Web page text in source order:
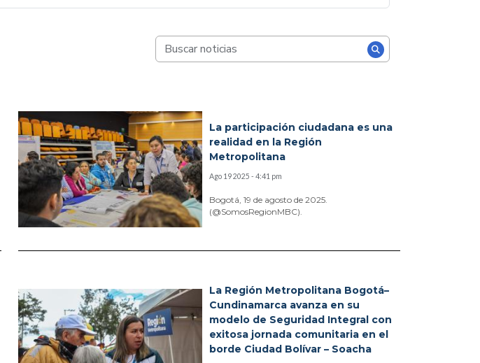
Buscar
La participación ciudadana es una
realidad en la Región
Metropolitana
Ago 19 2025 - 4:41 pm
Bogotá, 19 de agosto de 2025.
(@SomosRegionMBC).
La Región Metropolitana Bogotá–
Cundinamarca avanza en su
modelo de Seguridad Integral con
exitosa jornada comunitaria en el
borde Ciudad Bolívar – Soacha